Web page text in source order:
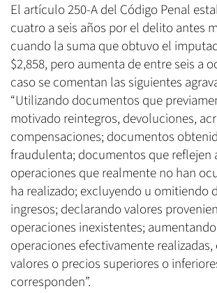
El artículo 250-A del Código Penal
cuatro a seis años por el delito antes
cuando la suma que obtuvo el
$2,858, pero aumenta de entre seis a
caso se comentan las siguientes
“Utilizando documentos que
motivado reintegros, devoluciones,
compensaciones; documentos
fraudulenta; documentos que reflejen
operaciones que realmente no han
ha realizado; excluyendo u omitiendo
ingresos; declarando valores
operaciones inexistentes;
operaciones efectivamente
valores o precios superiores o
corresponden”.